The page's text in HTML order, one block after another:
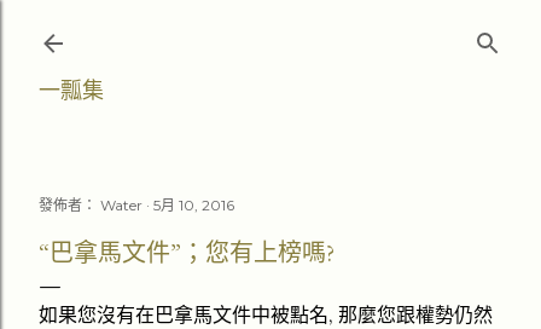
一瓢集
發佈者： Water 5月 10, 2016
“巴拿馬文件”；您有上榜嗎?
如果您沒有在巴拿馬文件中被點名, 那麼您跟權勢仍然